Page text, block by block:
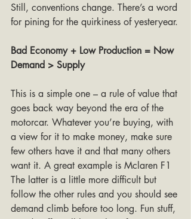
Still, conventions change. There’s a word
for pining for the quirkiness of yesteryear.
Bad Economy + Low Production = Now
Demand > Supply
This is a simple one – a rule of value that
goes back way beyond the era of the
motorcar. Whatever you’re buying, with
a view for it to make money, make sure
few others have it and that many others
want it. A great example is Mclaren F1
The latter is a little more difficult but
follow the other rules and you should see
demand climb before too long. Fun stuff,